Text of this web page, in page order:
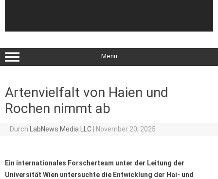
Menü
Artenvielfalt von Haien und
Rochen nimmt ab
Durch LabNews Media LLC November 20, 2025
Ein internationales Forscherteam unter der Leitung der
Universität Wien untersuchte die Entwicklung der Hai- und